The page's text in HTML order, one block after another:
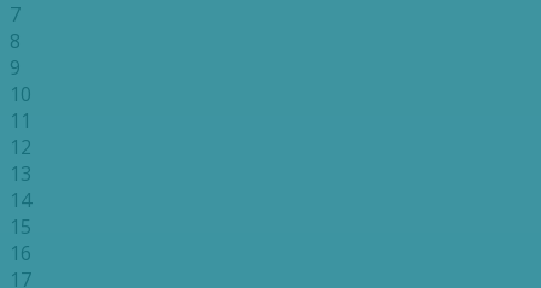
7
8
9
10
11
12
13
14
15
16
17